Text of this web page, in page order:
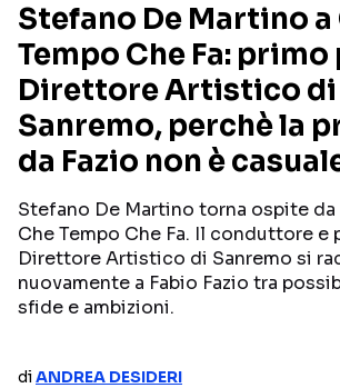
CANALI TV
PROGRAMMI TV
PERSONAGGI TV
SERIE TV
REALITY
FICTION
NETFLIX
AMAZON PRIME VIDEO
DAZN
Stefano De Martino a
Tempo Che Fa: primo
Direttore Artistico di
Sanremo, perchè la
da Fazio non è
Stefano De Martino torna ospite da
Che Tempo Che Fa. Il conduttore e
Direttore Artistico di Sanremo si
nuovamente a Fabio Fazio tra
sfide e ambizioni.
diANDREA DESIDERI